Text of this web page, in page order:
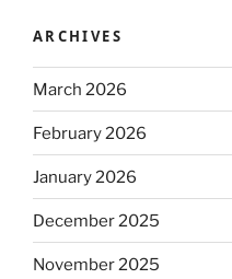
ARCHIVES
March 2026
February 2026
January 2026
December 2025
November 2025